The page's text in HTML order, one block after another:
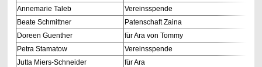
Annemarie Taleb
Vereinsspende
Beate Schmittner
Patenschaft Zaina
Doreen Guenther
für Ara von Tommy
Petra Stamatow
Vereinsspende
Jutta Miers-Schneider
für Ara